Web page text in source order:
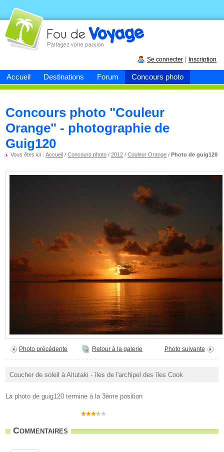
Accueil Destinations Forum Concours photo
Fou devoyage
Se connecter Inscription
Concours photo "Couleur
Orange" - photographie de
Guig120
Vous êtes ici :Accueil /Concours photo /2012 /Couleur Orange /Photo de guig120
Photo précédente Retour à la galerie Photo suivante
Coucher de soleil à Aitutaki - îles de l'archipel des îles Cook
La photo de guig120 termine à la 3ème position
Commentaires